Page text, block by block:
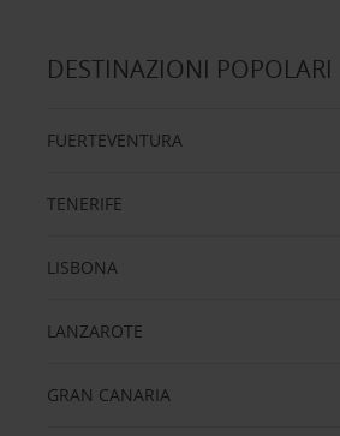
DESTINAZIONI POPOLARI
FUERTEVENTURA
TENERIFE
LISBONA
LANZAROTE
GRAN CANARIA